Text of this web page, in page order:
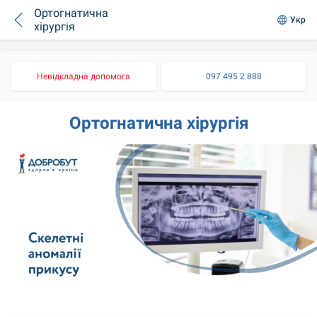
Ортогнатична
хірургія
Укр
Невідкладна допомога 097 495 2 888
Ортогнатична хірургія